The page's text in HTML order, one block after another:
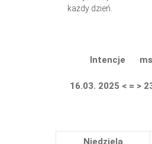
każdy dzień.
Intencje
16.03. 2025 < = >
Niedziela